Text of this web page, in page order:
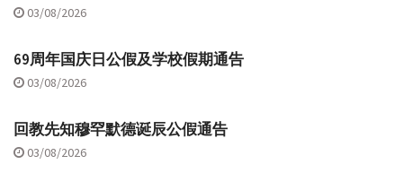
03/08/2026
69周年国庆日公假及学校假期通告
03/08/2026
回教先知穆罕默德诞辰公假通告
03/08/2026